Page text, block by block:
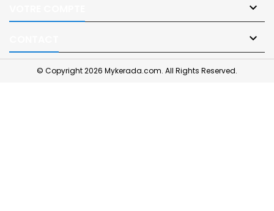


© Copyright 2026 Mykerada.com. All Rights Reserved.